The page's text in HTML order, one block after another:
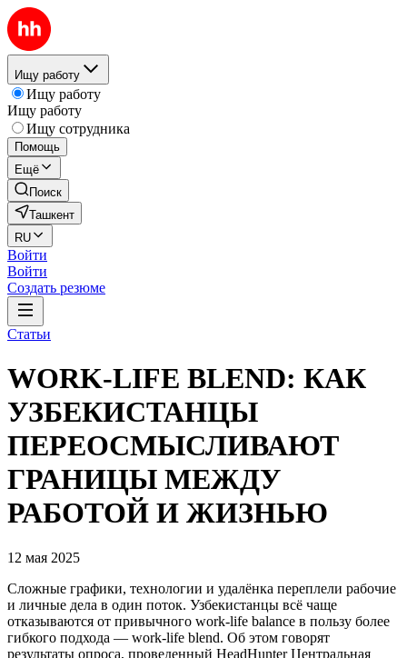
Ищу работу
Ищу работу
Ищу работу
Ищу сотрудника
Помощь
Ещё
Поиск
Ташкент
RU
Войти
Войти
Создать резюме
Статьи
WORK-LIFE BLEND: КАК
УЗБЕКИСТАНЦЫ
ПЕРЕОСМЫСЛИВАЮТ
ГРАНИЦЫ МЕЖДУ
РАБОТОЙ И ЖИЗНЬЮ
12 мая 2025
Сложные графики, технологии и удалёнка переплели рабочие
и личные дела в один поток. Узбекистанцы всё чаще
отказываются от привычного work-life balance в пользу более
гибкого подхода — work-life blend. Об этом говорят
результаты опроса, проведенный HeadHunter Центральная